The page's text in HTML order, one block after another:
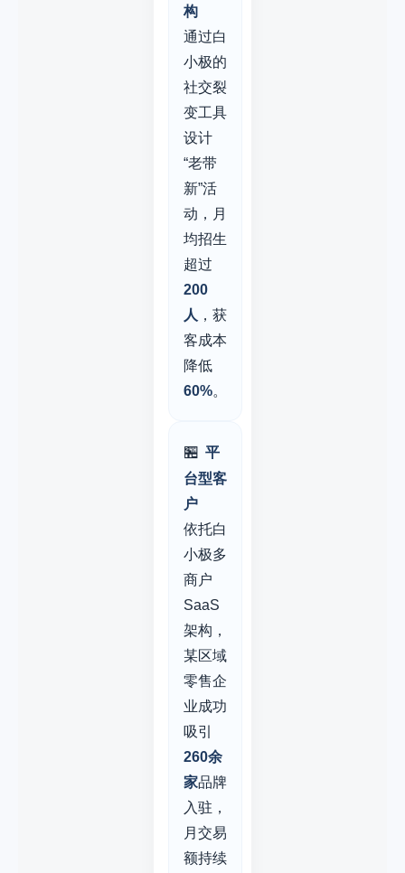
构
通过白
小极的
社交裂
变工具
设计
“老带
新”活
动，月
均招生
超过
200
人 ，获
客成本
降低
60%。
🏪 平
台型客
户
依托白
小极多
商户
SaaS
架构，
某区域
零售企
业成功
吸引
260余
家品牌
入驻，
月交易
额持续